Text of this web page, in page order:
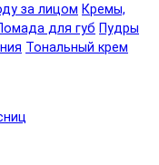
за лицом Кремы,
для губ Пудры
Тональный крем